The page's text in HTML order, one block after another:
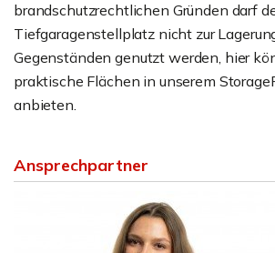
brandschutzrechtlichen Gründen darf
Tiefgaragenstellplatz nicht zur
Gegenständen genutzt werden, hier
praktische Flächen in unserem
anbieten.
Ansprechpartner